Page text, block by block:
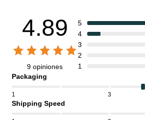
4.89
9 opiniones
5
4
3
2
1
Packaging
1 3
Shipping Speed